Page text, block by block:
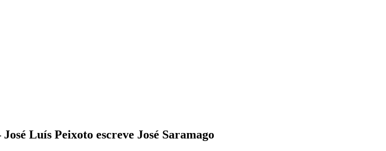
Luís Peixoto escreve José Saramago